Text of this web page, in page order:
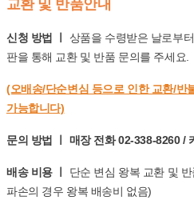
교환 및 반품안내
신청 방법 ㅣ 상품을 수령받은 날로부
판을 통해 교환 및 반품 문의를 주세요.
(오배송/단순변심 등으로 인한 교환/반
가능합니다)
문의 방법 ㅣ 매장 전화 02-338-8260 /
배송 비용 ㅣ
단순 변심 왕복 교환 및
파손의 경우 왕복 배송비 없음)